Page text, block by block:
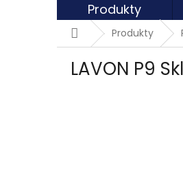
Produkty
DomůProdukty
LAVON P9